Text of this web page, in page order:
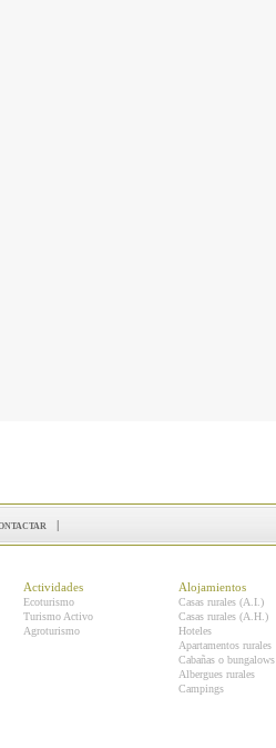
|
Actividades
Ecoturismo
Turismo Activo
Agroturismo
Alojamientos
Casas rurales (A.I.)
Casas rurales (A.H.)
Hoteles
Apartamentos rurales
Cabañas o bungalows
Albergues rurales
Campings